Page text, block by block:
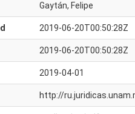
Gaytán, Felipe
2019-06-20T00:50:28Z
2019-06-20T00:50:28Z
2019-04-01
http://